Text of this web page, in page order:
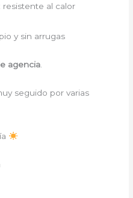
al calor
y sin arrugas
agencia
seguido por varias